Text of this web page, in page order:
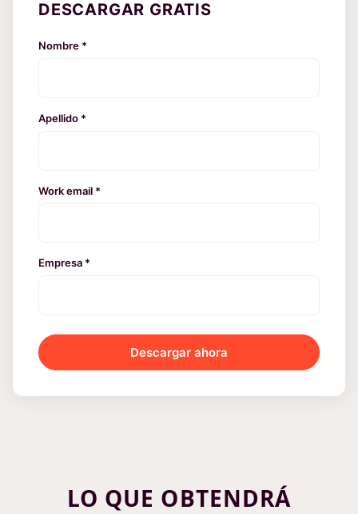
DESCARGAR GRATIS
Nombre *
Apellido *
Work email *
Empresa *
Descargar ahora
LO QUE OBTENDRÁ